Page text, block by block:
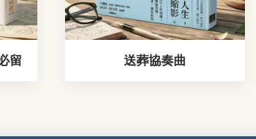
留 送葬協奏曲